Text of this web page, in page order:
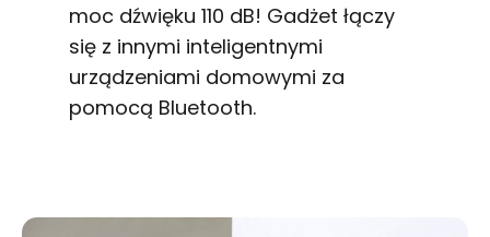
moc dźwięku 110 dB! Gadżet łączy
się z innymi inteligentnymi
urządzeniami domowymi za
pomocą Bluetooth.